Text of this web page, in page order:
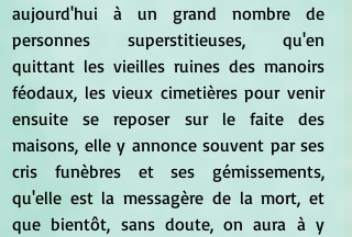
aujourd'hui à un grand nombre de
personnes superstitieuses, qu'en
quittant les vieilles ruines des manoirs
féodaux, les vieux cimetières pour venir
ensuite se reposer sur le faite des
maisons, elle y annonce souvent par ses
cris funèbres et ses gémissements,
qu'elle est la messagère de la mort, et
que bientôt, sans doute, on aura à y